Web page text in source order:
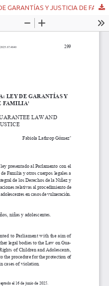
COHERENCIA NORMATIVA: LEY DE GARANTÍAS Y JUSTICIA DE FAMILIA